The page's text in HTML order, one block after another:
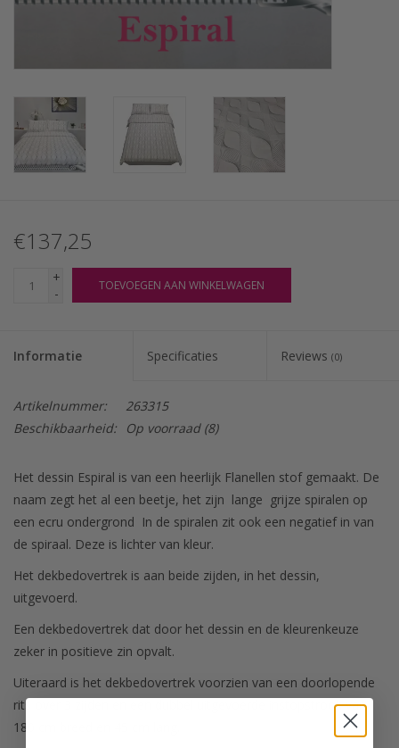
€137,25
+
-
TOEVOEGEN AAN WINKELWAGEN
Informatie Specificaties Reviews (0)
Artikelnummer:
263315
Beschikbaarheid:
Op voorraad(8)
Het dessin Espiral is van een heerlijk Flanellen stof gemaakt. De
naam zegt het al een beetje, het zijn lange grijze spiralen op
een ecru ondergrond In de spiralen zit ook een negatief in van
de spiraal. Deze is lichter van kleur.
Het dekbedovertrek is aan beide zijden, in het dessin,
uitgevoerd.
Een dekbedovertrek dat door het dessin en de kleurenkeuze
zeker in positieve zin opvalt.
Uiteraard is het dekbedovertrek voorzien van een doorlopende
rits over 3 zijden en een dubbel uitgevoerde instopstrook van
180 cm breed en 45 cm lang.